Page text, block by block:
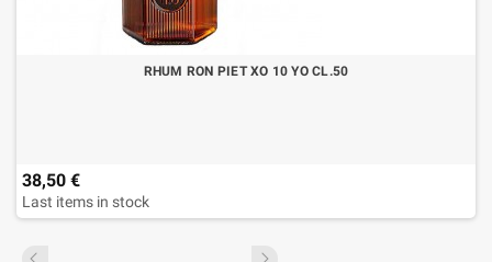
RHUM RON PIET XO 10 YO CL.50
38,50 €
Last items in stock